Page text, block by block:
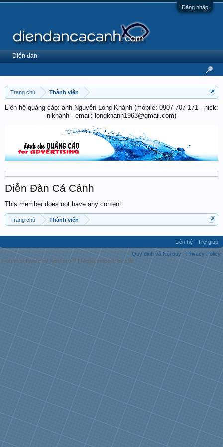
Đăng nhập
Trang chủ Thành viên
Liên hệ quảng cáo: anh Nguyễn Long Khánh (mobile: 0907 707 171 - nick:
nlkhanh - email: longkhanh1963@gmail.com)
Diễn Đàn Cá Cảnh
This member does not have any content.
Trang chủ Thành viên
Diễn đàn
Liên hệ
Trợ giúp
Quy định và Nội quy
Privacy Policy
Forum software by XenForo™ | Media embeds by s9e